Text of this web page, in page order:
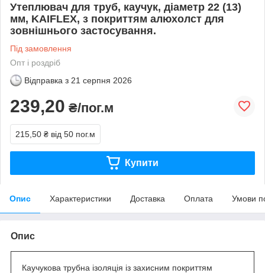
Утеплювач для труб, каучук, діаметр 22 (13)
мм, KAIFLEX, з покриттям алюхолст для
зовнішнього застосування.
Під замовлення
Опт і роздріб
Відправка з 21 серпня 2026
239,20 ₴/пог.м
215,50 ₴ від 50 пог.м
Купити
Опис Характеристики Доставка Оплата Умови
Опис
Каучукова трубна ізоляція із захисним покриттям